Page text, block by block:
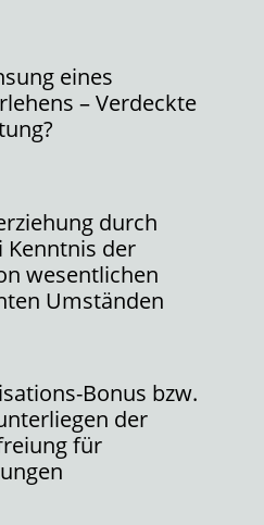
eines
– Verdeckte
durch
Kenntnis der
wesentlichen
Umständen
Bonus bzw.
der
für